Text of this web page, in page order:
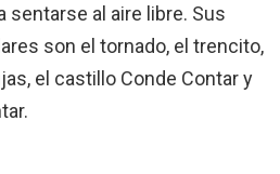
sentarse al aire libre. Sus
son el tornado, el trencito,
el castillo Conde Contar y